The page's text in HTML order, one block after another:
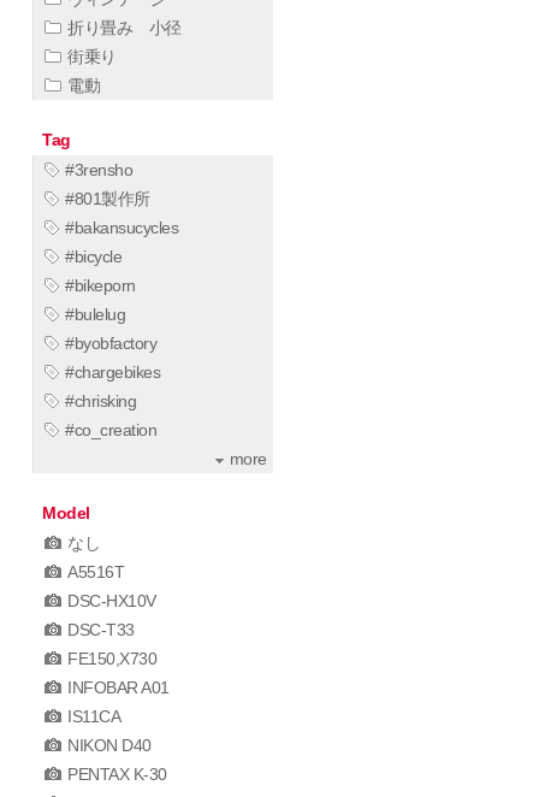
折り畳み 小径
街乗り
電動
Tag
#3rensho
#801製作所
#bakansucycles
#bicycle
#bikeporn
#bulelug
#byobfactory
#chargebikes
#chrisking
#co_creation
more
Model
なし
A5516T
DSC-HX10V
DSC-T33
FE150,X730
INFOBAR A01
IS11CA
NIKON D40
PENTAX K-30